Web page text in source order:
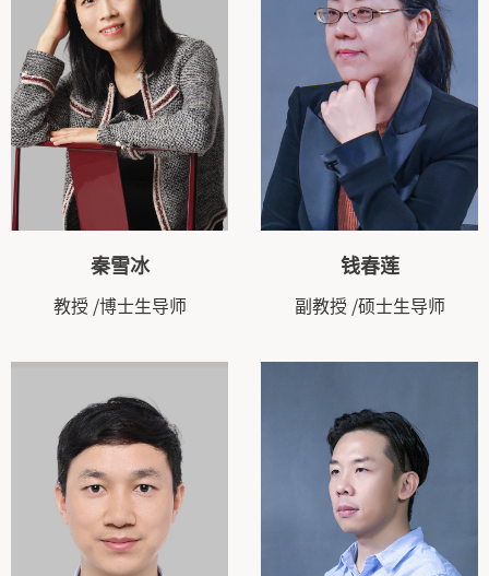
秦雪冰
教授 /博士生导师
钱春莲
副教授 /硕士生导师